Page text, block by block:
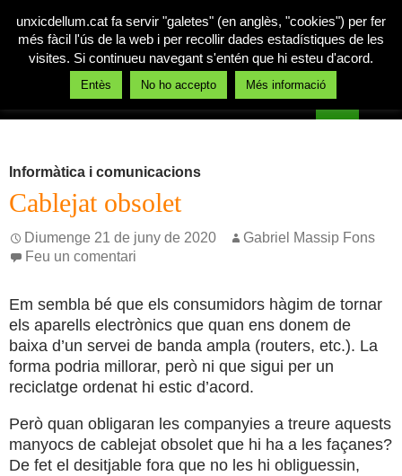
Un xic de llum
Informàtica i comunicacions
Cablejat obsolet
Diumenge 21 de juny de 2020
Gabriel Massip Fons
Feu un comentari
Em sembla bé que els consumidors hàgim de tornar
els aparells electrònics que quan ens donem de
baixa d’un servei de banda ampla (routers, etc.). La
forma podria millorar, però ni que sigui per un
reciclatge ordenat hi estic d’acord.
Però quan obligaran les companyies a treure aquests
manyocs de cablejat obsolet que hi ha a les façanes?
De fet el desitjable fora que no les hi obliguessin,
unxicdellum.cat fa servir "galetes" (en anglès, "cookies") per fer
més fàcil l'ús de la web i per recollir dades estadístiques de les
visites. Si continueu navegant s'entén que hi esteu d'acord.
Entès No ho accepto Més informació